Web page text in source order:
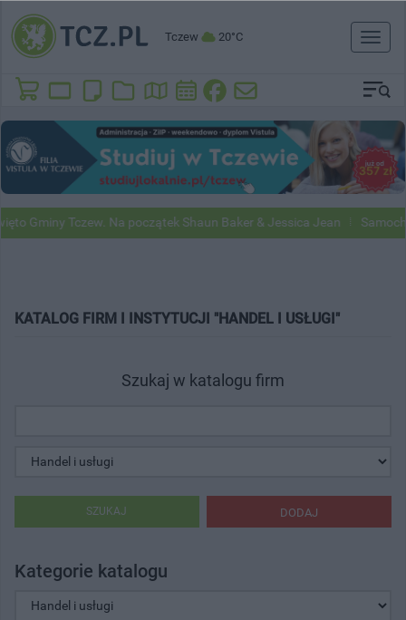
Tczew 20°C
Toggle
Tczew. Na początek Shaun Baker & Jessica Jean Samochody
KATALOG FIRM I INSTYTUCJI "HANDEL I USŁUGI"
Szukaj w katalogu firm
DODAJ
SZUKAJ
Kategorie katalogu